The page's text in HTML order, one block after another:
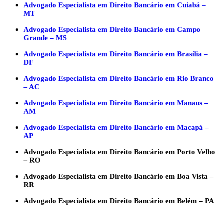
Advogado Especialista em Direito Bancário em Cuiabá –
MT
Advogado Especialista em Direito Bancário em Campo
Grande – MS
Advogado Especialista em Direito Bancário em Brasília –
DF
Advogado Especialista em Direito Bancário em Rio Branco
– AC
Advogado Especialista em Direito Bancário em Manaus –
AM
Advogado Especialista em Direito Bancário em Macapá –
AP
Advogado Especialista em Direito Bancário em Porto Velho
– RO
Advogado Especialista em Direito Bancário em Boa Vista –
RR
Advogado Especialista em Direito Bancário em Belém – PA